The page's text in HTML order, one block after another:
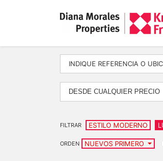
DESDE CUALQUIER PRECIO
FILTRAR ESTILO MODERNO
ORDEN NUEVOS PRIMERO